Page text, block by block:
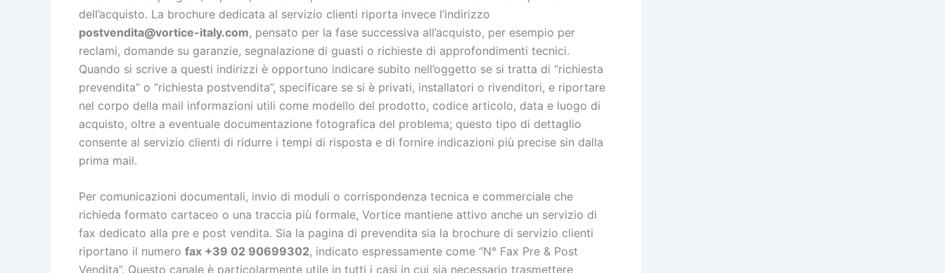
dell’acquisto. La brochure dedicata al servizio clienti riporta invece l’indirizzo
postvendita@vortice-italy.com, pensato per la fase successiva all’acquisto, per esempio per
reclami, domande su garanzie, segnalazione di guasti o richieste di approfondimenti tecnici.
Quando si scrive a questi indirizzi è opportuno indicare subito nell’oggetto se si tratta di “richiesta
prevendita” o “richiesta postvendita”, specificare se si è privati, installatori o rivenditori, e riportare
nel corpo della mail informazioni utili come modello del prodotto, codice articolo, data e luogo di
acquisto, oltre a eventuale documentazione fotografica del problema; questo tipo di dettaglio
consente al servizio clienti di ridurre i tempi di risposta e di fornire indicazioni più precise sin dalla
prima mail.
Per comunicazioni documentali, invio di moduli o corrispondenza tecnica e commerciale che
richieda formato cartaceo o una traccia più formale, Vortice mantiene attivo anche un servizio di
fax dedicato alla pre e post vendita. Sia la pagina di prevendita sia la brochure di servizio clienti
riportano il numero fax +39 02 90699302, indicato espressamente come “N° Fax Pre & Post
Vendita”. Questo canale è particolarmente utile in tutti i casi in cui sia necessario trasmettere